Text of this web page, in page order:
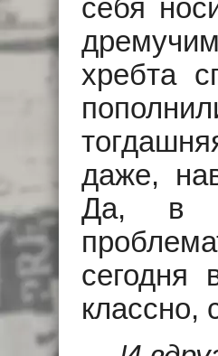
себя
хребта
даже,
Да, в
сегодня
классно,